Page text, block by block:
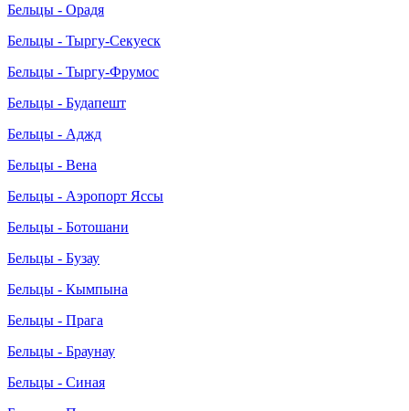
Бельцы - Орадя
Бельцы - Тыргу-Секуеск
Бельцы - Тыргу-Фрумос
Бельцы - Будапешт
Бельцы - Аджд
Бельцы - Вена
Бельцы - Аэропорт Яссы
Бельцы - Ботошани
Бельцы - Бузау
Бельцы - Кымпына
Бельцы - Прага
Бельцы - Браунау
Бельцы - Синая